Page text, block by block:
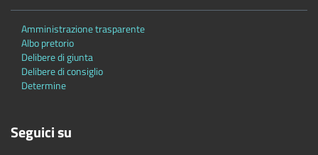
Amministrazione trasparente
Albo pretorio
Delibere di giunta
Delibere di consiglio
Determine
Seguici su